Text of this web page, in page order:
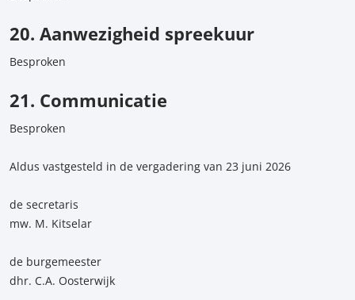
20. Aanwezigheid spreekuur
Besproken
21. Communicatie
Besproken
Aldus vastgesteld in de vergadering van 23 juni 2026
de secretaris
mw. M. Kitselar
de burgemeester
dhr. C.A. Oosterwijk